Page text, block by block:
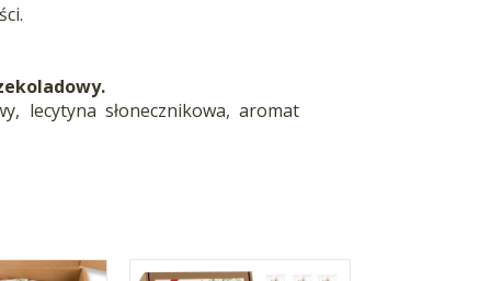
lecytyna słonecznikowa, aromat